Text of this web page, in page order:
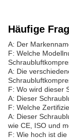
Häufige
A: Der
F: Welche
A: Die
F: Wo wird dieser
A: Dieser
F: Welche
A: Dieser
wie CE, ISO und
F: Wie hoch ist